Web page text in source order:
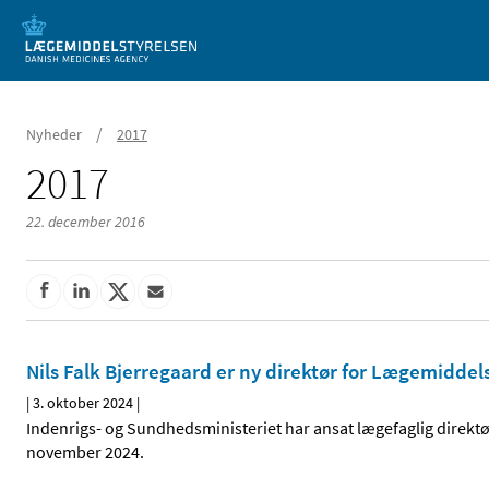
Mobil visning
Nyheder / 2017
2017
22. december 2016
Nils Falk Bjerregaard er ny direktør for
|3. oktober 2024 |
Indenrigs- og Sundhedsministeriet har ansat lægefaglig
november 2024.